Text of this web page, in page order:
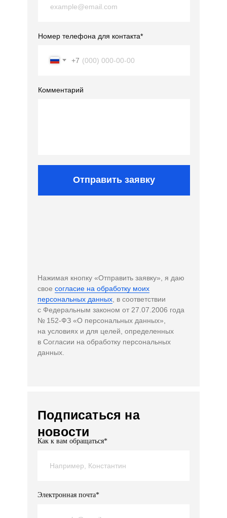
Номер телефона для контакта*
+7
Комментарий
Отправить заявку
Нажимая кнопку «Отправить заявку», я даю
свое согласие на обработку моих
персональных данных , в соответствии
с Федеральным законом от 27.07.2006 года
№ 152-ФЗ «О персональных данных»,
на условиях и для целей, определенных
в Согласии на обработку персональных
данных.
Подписаться на
новости
Как к вам обращаться*
Электронная почта*